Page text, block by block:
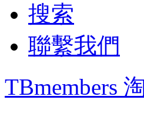
搜索
聯繫我們
TBmembers